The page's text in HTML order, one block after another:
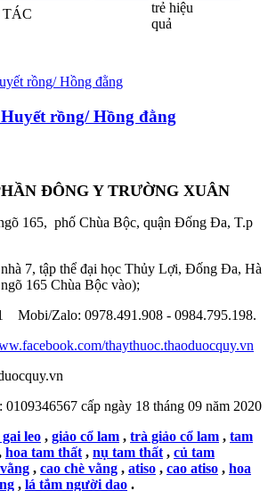
rồng/ Hồng đằng
ĐÔNG Y TRƯỜNG XUÂN
165, phố Chùa Bộc, quận Đống Đa, T.p
7, tập thể đại học Thủy Lợi, Đống Đa, Hà
165 Chùa Bộc vào);
Mobi/Zalo: 0978.491.908 - 0984.795.198.
thaythuoc.thaoduocquy.vn
0109346567 cấp ngày 18 tháng 09 năm 2020
gai leo , giảo cổ lam , trà giảo cổ lam , tam
hoa tam thất , nụ tam thất , củ tam
, cao chè vằng , atiso , cao atiso , hoa
, lá tắm người dao .